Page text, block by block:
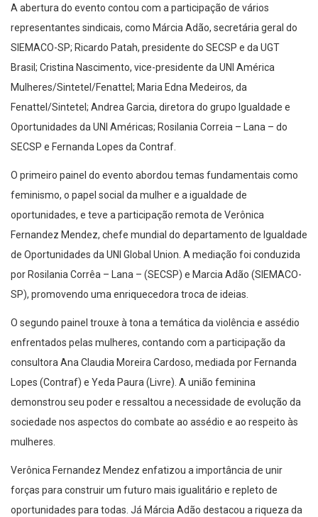
A abertura do evento contou com a participação de vários
representantes sindicais, como Márcia Adão, secretária geral do
SIEMACO-SP; Ricardo Patah, presidente do SECSP e da UGT
Brasil; Cristina Nascimento, vice-presidente da UNI América
Mulheres/Sintetel/Fenattel; Maria Edna Medeiros, da
Fenattel/Sintetel; Andrea Garcia, diretora do grupo Igualdade e
Oportunidades da UNI Américas; Rosilania Correia – Lana – do
SECSP e Fernanda Lopes da Contraf.
O primeiro painel do evento abordou temas fundamentais como
feminismo, o papel social da mulher e a igualdade de
oportunidades, e teve a participação remota de Verônica
Fernandez Mendez, chefe mundial do departamento de Igualdade
de Oportunidades da UNI Global Union. A mediação foi conduzida
por Rosilania Corrêa – Lana – (SECSP) e Marcia Adão (SIEMACO-
SP), promovendo uma enriquecedora troca de ideias.
O segundo painel trouxe à tona a temática da violência e assédio
enfrentados pelas mulheres, contando com a participação da
consultora Ana Claudia Moreira Cardoso, mediada por Fernanda
Lopes (Contraf) e Yeda Paura (Livre). A união feminina
demonstrou seu poder e ressaltou a necessidade de evolução da
sociedade nos aspectos do combate ao assédio e ao respeito às
mulheres.
Verônica Fernandez Mendez enfatizou a importância de unir
forças para construir um futuro mais igualitário e repleto de
oportunidades para todas. Já Márcia Adão destacou a riqueza da